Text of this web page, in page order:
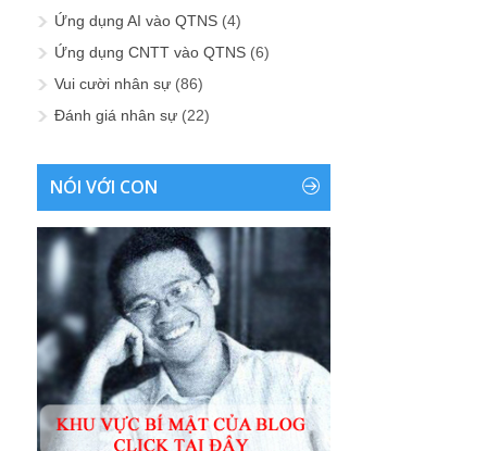
Ứng dụng AI vào QTNS (4)
Ứng dụng CNTT vào QTNS (6)
Vui cười nhân sự (86)
Đánh giá nhân sự (22)
NÓI VỚI CON